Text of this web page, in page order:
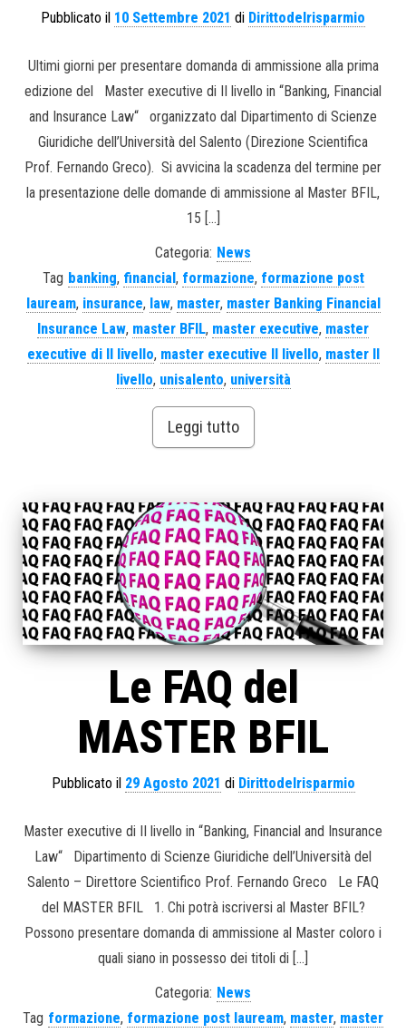
Pubblicato il 10 Settembre 2021 di Dirittodelrisparmio
Ultimi giorni per presentare domanda di ammissione alla prima
edizione del Master executive di II livello in “Banking, Financial
and Insurance Law“ organizzato dal Dipartimento di Scienze
Giuridiche dell’Università del Salento (Direzione Scientifica
Prof. Fernando Greco). Si avvicina la scadenza del termine per
la presentazione delle domande di ammissione al Master BFIL,
15 […]
Categoria: News
Tag banking, financial, formazione, formazione post
lauream, insurance, law, master, master Banking Financial
Insurance Law, master BFIL, master executive, master
executive di II livello, master executive II livello, master II
livello, unisalento, università
Leggi tutto
Le FAQ del
MASTER BFIL
Pubblicato il 29 Agosto 2021 di Dirittodelrisparmio
Master executive di II livello in “Banking, Financial and Insurance
Law“ Dipartimento di Scienze Giuridiche dell’Università del
Salento – Direttore Scientifico Prof. Fernando Greco Le FAQ
del MASTER BFIL 1. Chi potrà iscriversi al Master BFIL?
Possono presentare domanda di ammissione al Master coloro i
quali siano in possesso dei titoli di […]
Categoria: News
Tag formazione, formazione post lauream, master, master